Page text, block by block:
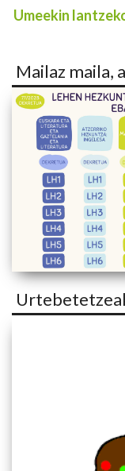
Umeekin
Mailaz maila,